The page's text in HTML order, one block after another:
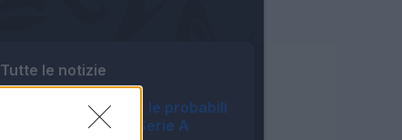
Tutte le notizie
Asta Fantacalcio, le probabili
formazioni della Serie A